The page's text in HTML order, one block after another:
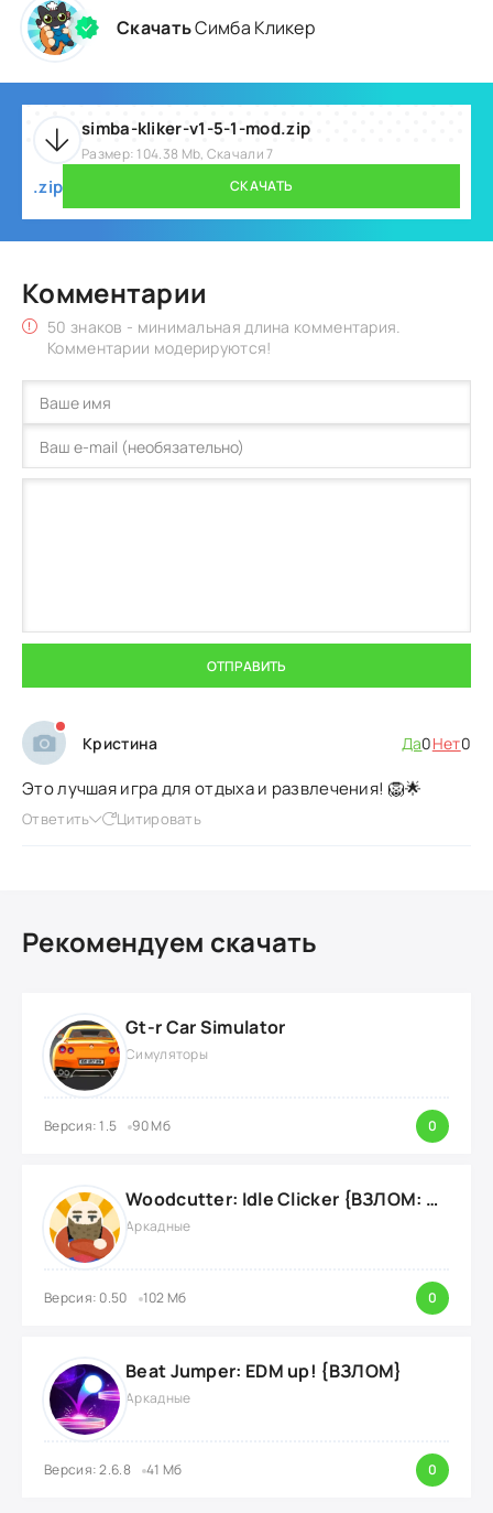
СкачатьСимба Кликер
simba-kliker-v1-5-1-mod.zip
Размер: 104.38 Mb, Скачали 7
.zip СКАЧАТЬ
Комментарии
50 знаков - минимальная длина комментария.
Комментарии модерируются!
ОТПРАВИТЬ
Кристина Да0Нет0
Это лучшая игра для отдыха и развлечения! 🦁🌟
Ответить Цитировать
Рекомендуем скачать
Gt-r Car Simulator
Симуляторы
Версия: 1.5 90 Мб 0
Woodcutter: Idle Clicker {ВЗЛОМ: Много Ресурсов}
Аркадные
Версия: 0.50 102 Мб 0
Beat Jumper: EDM up! {ВЗЛОМ}
Аркадные
Версия: 2.6.8 41 Мб 0